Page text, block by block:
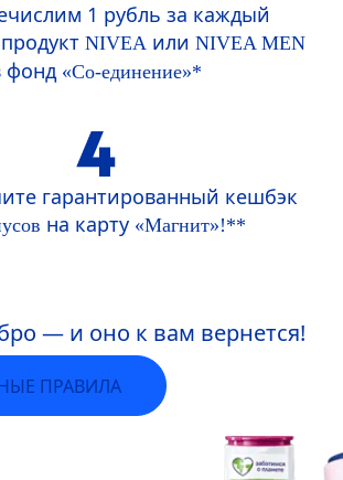
1 рубль за каждый
NIVEAили NIVEA MEN
фонд «Со-единение»*
гарантированный кешбэк
на карту «Магнит»!**
— и оно к вам вернется!
ПРАВИЛА